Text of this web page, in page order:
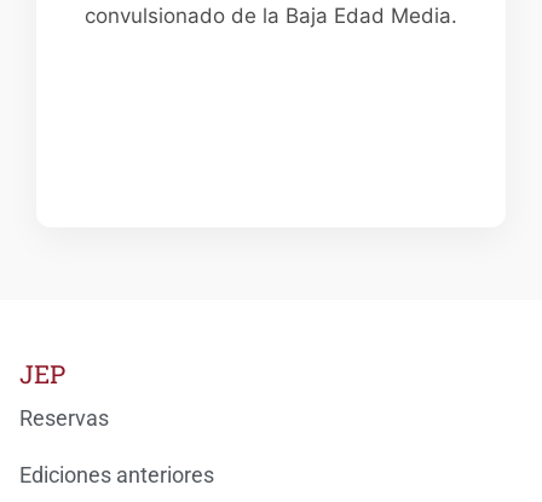
convulsionado de la Baja Edad Media.
JEP
Reservas
Ediciones anteriores